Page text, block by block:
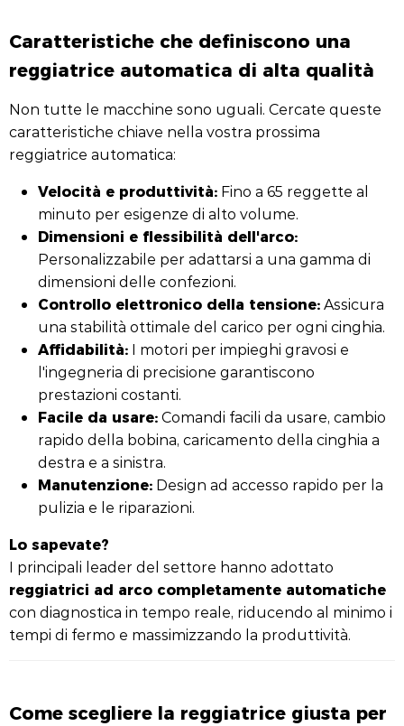
Caratteristiche che definiscono una
reggiatrice automatica di alta qualità
Non tutte le macchine sono uguali. Cercate queste
caratteristiche chiave nella vostra prossima
reggiatrice automatica:
Velocità e produttività: Fino a 65 reggette al
minuto per esigenze di alto volume.
Dimensioni e flessibilità dell'arco:
Personalizzabile per adattarsi a una gamma di
dimensioni delle confezioni.
Controllo elettronico della tensione:Assicura
una stabilità ottimale del carico per ogni cinghia.
Affidabilità: I motori per impieghi gravosi e
l'ingegneria di precisione garantiscono
prestazioni costanti.
Facile da usare:Comandi facili da usare, cambio
rapido della bobina, caricamento della cinghia a
destra e a sinistra.
Manutenzione: Design ad accesso rapido per la
pulizia e le riparazioni.
Lo sapevate?
I principali leader del settore hanno adottato
reggiatrici ad arco completamente automatiche
con diagnostica in tempo reale, riducendo al minimo i
tempi di fermo e massimizzando la produttività.
Come scegliere la reggiatrice giusta per